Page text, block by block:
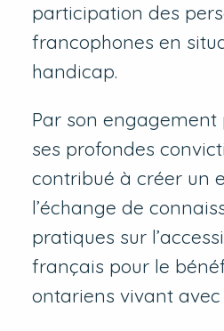
participation des
francophones en
handicap.
Par son engagement
ses profondes
contribué à créer un
l’échange de
pratiques sur
français pour le
ontariens vivant